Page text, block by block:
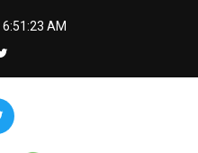
6:51:24 AM